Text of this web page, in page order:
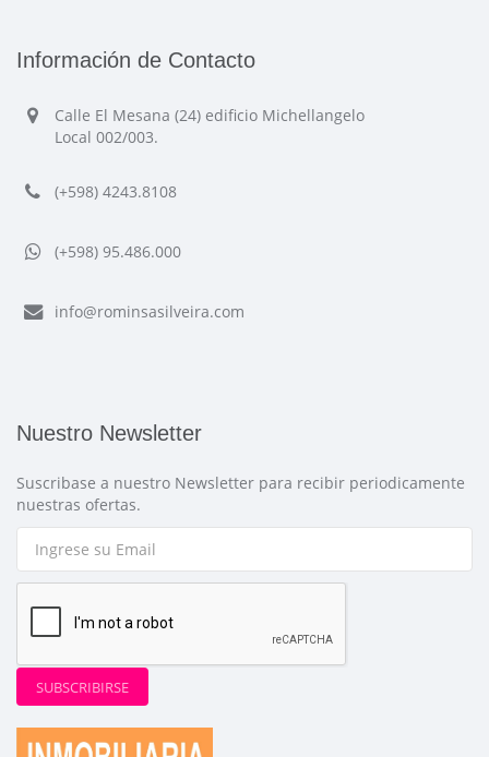
Información de Contacto
Calle El Mesana (24) edificio Michellangelo
Local 002/003.
(+598) 4243.8108
(+598) 95.486.000
info@rominsasilveira.com
Nuestro Newsletter
Suscribase a nuestro Newsletter para recibir periodicamente
nuestras ofertas.
SUBSCRIBIRSE